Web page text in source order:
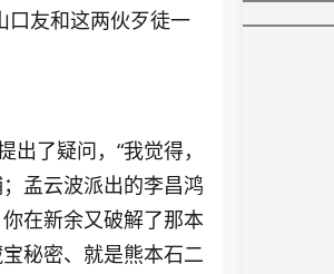
口友和这两伙歹徒一
了疑问，“我觉得，
孟云波派出的李昌鸿
在新余又破解了那本
秘密、就是熊本石二